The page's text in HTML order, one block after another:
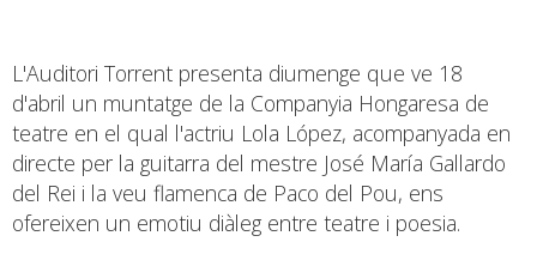
L'Auditori Torrent presenta diumenge que ve 18
d'abril un muntatge de la Companyia Hongaresa de
teatre en el qual l'actriu Lola López, acompanyada en
directe per la guitarra del mestre José María Gallardo
del Rei i la veu flamenca de Paco del Pou, ens
ofereixen un emotiu diàleg entre teatre i poesia.